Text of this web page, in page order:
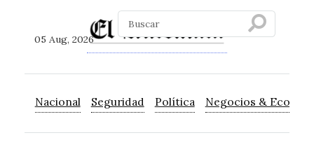
05 Aug, 2026
Nacional Seguridad Política Negocios &